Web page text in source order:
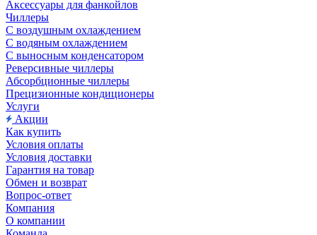
Аксессуары для фанкойлов
Чиллеры
С воздушным охлаждением
С водяным охлаждением
С выносным конденсатором
Реверсивные чиллеры
Абсорбционные чиллеры
Прецизионные кондиционеры
Услуги
Акции
Как купить
Условия оплаты
Условия доставки
Гарантия на товар
Обмен и возврат
Вопрос-ответ
Компания
О компании